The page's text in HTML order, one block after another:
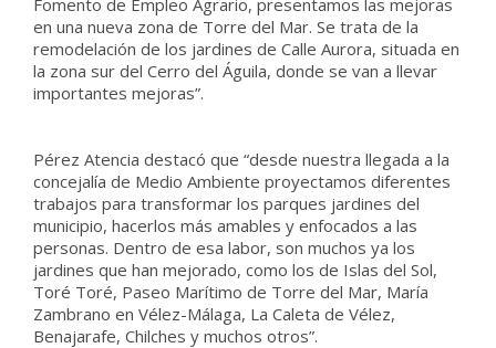
Fomento de Empleo Agrario, presentamos las mejoras
en una nueva zona de Torre del Mar. Se trata de la
remodelación de los jardines de Calle Aurora, situada en
la zona sur del Cerro del Águila, donde se van a llevar
importantes mejoras”.
Pérez Atencia destacó que “desde nuestra llegada a la
concejalía de Medio Ambiente proyectamos diferentes
trabajos para transformar los parques jardines del
municipio, hacerlos más amables y enfocados a las
personas. Dentro de esa labor, son muchos ya los
jardines que han mejorado, como los de Islas del Sol,
Toré Toré, Paseo Marítimo de Torre del Mar, María
Zambrano en Vélez-Málaga, La Caleta de Vélez,
Benajarafe, Chilches y muchos otros”.